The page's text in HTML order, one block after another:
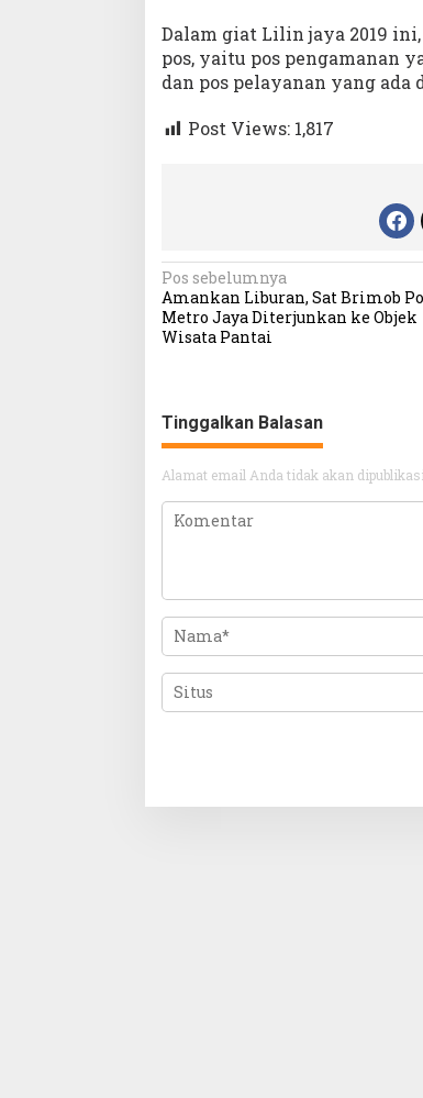
Dalam giat Lilin jaya 2019
pos, yaitu pos pengamanan
dan pos pelayanan yang ada
Post Views: 1,817
Navigasi
pos
Pos sebelumnya
Amankan Liburan, Sat Brimob
Metro Jaya Diterjunkan ke Objek
Wisata Pantai
Tinggalkan Balasan
Alamat email Anda tidak akan